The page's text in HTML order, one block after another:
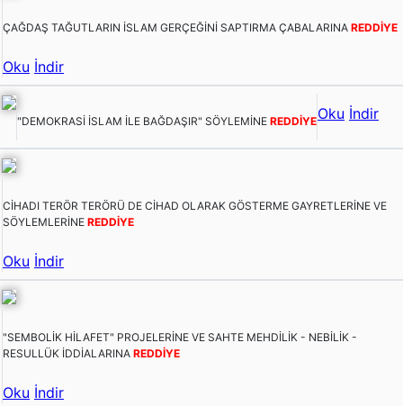
ÇAĞDAŞ TAĞUTLARIN İSLAM GERÇEĞİNİ SAPTIRMA ÇABALARINA REDDİYE
Oku İndir
"DEMOKRASİ İSLAM İLE BAĞDAŞIR" SÖYLEMİNE REDDİYEOku İndir
CİHADI TERÖR TERÖRÜ DE CİHAD OLARAK GÖSTERME GAYRETLERİNE VE
SÖYLEMLERİNE REDDİYE
Oku İndir
"SEMBOLİK HİLAFET" PROJELERİNE VE SAHTE MEHDİLİK - NEBİLİK -
RESULLÜK İDDİALARINA REDDİYE
Oku İndir